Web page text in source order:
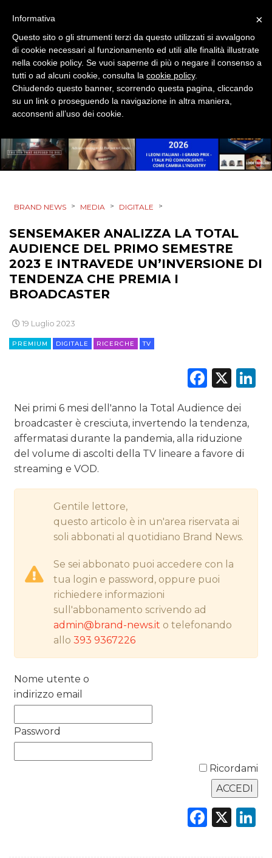
EVENTI
MOBILE
PROMOZIONI
PRODOTTI
PUNTI VENDITA
CINEMA
EDITORIA
TV
PREVISIONI/SCENARI
CASE HISTORY
OPINIONI
BRAND NEWS > MEDIA > DIGITALE >
SENSEMAKER ANALIZZA LA TOTAL
AUDIENCE DEL PRIMO SEMESTRE
2023 E INTRAVEDE UN’INVERSIONE DI
TENDENZA CHE PREMIA I
BROADCASTER
19 Luglio 2023
PREMIUM DIGITALE RICERCHE TV
X
Nei primi 6 mesi dell'anno la Total Audience dei
broadcaster è cresciuta, invertendo la tendenza,
affermatasi durante la pandemia, alla riduzione
del volume di ascolti della TV lineare a favore di
streaming e VOD.
Gentile lettore,
questo articolo è in un'area riservata ai
soli abbonati al quotidiano Brand News.
Se sei abbonato puoi accedere con la
tua login e password, oppure puoi
richiedere informazioni
sull'abbonamento scrivendo ad
admin@brand-news.it o telefonando
allo393 9367226
Nome utente o
indirizzo email
Password
Ricordami
X
×
Informativa
Questo sito o gli strumenti terzi da questo utilizzati si avvalgono
di cookie necessari al funzionamento ed utili alle finalità illustrate
nella cookie policy. Se vuoi saperne di più o negare il consenso a
tutti o ad alcuni cookie, consulta la cookie policy.
Chiudendo questo banner, scorrendo questa pagina, cliccando
su un link o proseguendo la navigazione in altra maniera,
acconsenti all’uso dei cookie.